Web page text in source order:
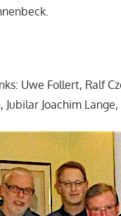
Uwe Follert, Ralf
Jubilar Joachim